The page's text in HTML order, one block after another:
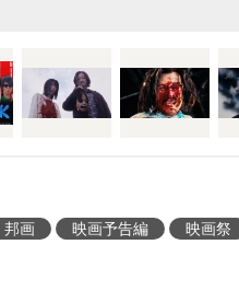
邦画 映画予告編 映画祭